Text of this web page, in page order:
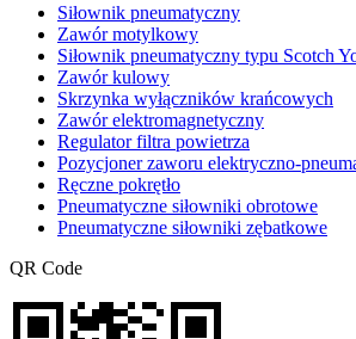
Siłownik pneumatyczny
Zawór motylkowy
Siłownik pneumatyczny typu Scotch
Zawór kulowy
Skrzynka wyłączników krańcowych
Zawór elektromagnetyczny
Regulator filtra powietrza
Pozycjoner zaworu elektryczno-
Ręczne pokrętło
Pneumatyczne siłowniki obrotowe
Pneumatyczne siłowniki zębatkowe
QR Code